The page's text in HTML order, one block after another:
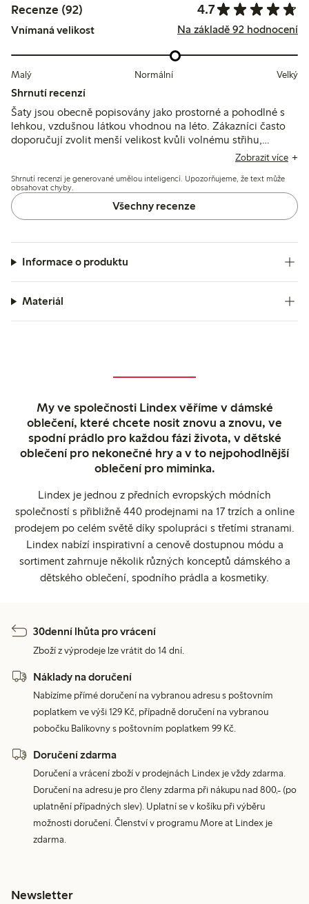
Recenze (92) 4.7
Vnímaná velikost Na základě 92 hodnocení
Malý Normální Velký
Shrnutí recenzí
Šaty jsou obecně popisovány jako prostorné a pohodlné s
lehkou, vzdušnou látkou vhodnou na léto. Zákazníci často
doporučují zvolit menší velikost kvůli volnému střihu,
přičemž materiál je měkký, i když někteří zmiňují mírnou
Zobrazit více
Shrnutí recenzí je generované umělou inteligencí. Upozorňujeme, že text může
obsahovat chyby.
Všechny recenze
Informace o produktu
Materiál
My ve společnosti Lindex věříme v dámské
oblečení, které chcete nosit znovu a znovu, ve
spodní prádlo pro každou fázi života, v dětské
oblečení pro nekonečné hry a v to nejpohodlnější
oblečení pro miminka.
Lindex je jednou z předních evropských módních
společností s přibližně 440 prodejnami na 17 trzích a online
prodejem po celém světě díky spolupráci s třetími stranami.
Lindex nabízí inspirativní a cenově dostupnou módu a
sortiment zahrnuje několik různých konceptů dámského a
dětského oblečení, spodního prádla a kosmetiky.
30denní lhůta pro vrácení
Zboží z výprodeje lze vrátit do 14 dní.
Náklady na doručení
Nabízíme přímé doručení na vybranou adresu s poštovním
poplatkem ve výši 129 Kč, případně doručení na vybranou
pobočku Balíkovny s poštovním poplatkem 99 Kč.
Doručení zdarma
Doručení a vrácení zboží v prodejnách Lindex je vždy zdarma.
Doručení na adresu je pro členy zdarma při nákupu nad 800,- (po
uplatnění případných slev). Uplatní se v košíku při výběru
možnosti doručení. Členství v programu More at Lindex je
zdarma.
Newsletter